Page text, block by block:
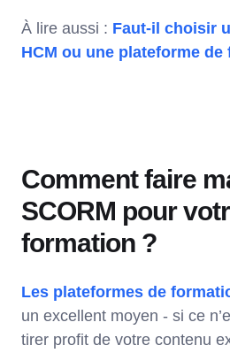
À lire aussi : Faut-il choisir
HCM ou une plateforme de
Comment faire
SCORM pour
formation ?
Les plateformes de
un excellent moyen - si ce
tirer profit de votre contenu